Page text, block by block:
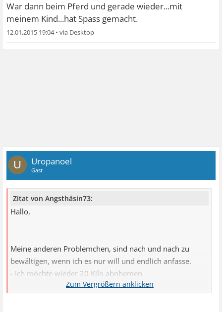
War dann beim Pferd und gerade wieder...mit
meinem Kind...hat Spass gemacht.
12.01.2015 19:04•
U Uropanoel
Gast
Zitat von Angsthäsin73:
Hallo,
Meine anderen Problemchen, sind nach und nach zu
bewältigen, wenn ich es nur will und endlich anfasse.
- ich möchte wieder 20 Kilo abnhemen
- ich möchte wieder sportlich *beep* werden